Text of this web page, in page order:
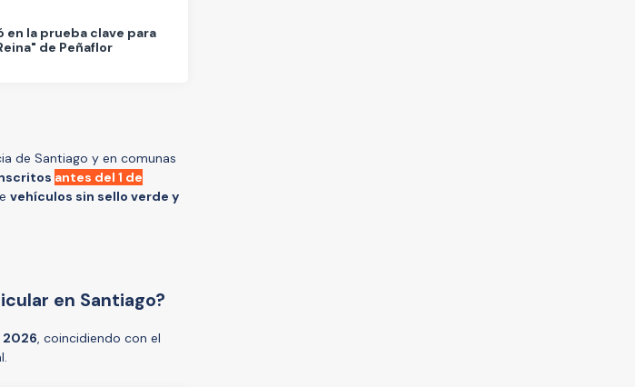
la prueba clave para
de Peñaflor
de Santiago y en comunas
antes del 1 de
vehículos sin sello verde y
en Santiago?
2026, coincidiendo con el